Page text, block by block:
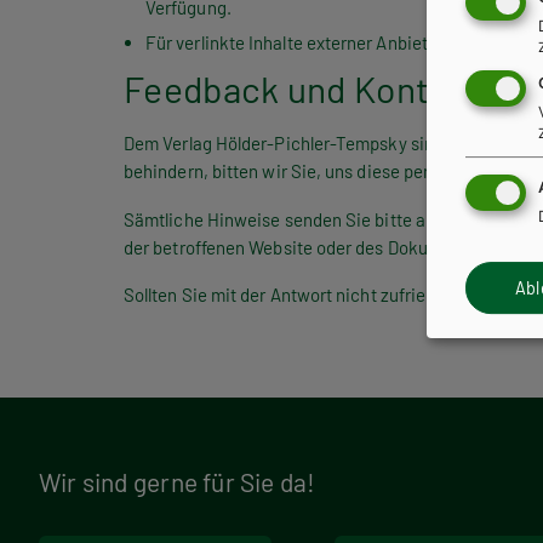
Verfügung.
Für verlinkte Inhalte externer Anbieter außerhalb
Feedback und
Dem Verlag Hölder-Pichler-Tempsky sind
behindern, bitten wir Sie, uns diese per E-Mail
Sämtliche Hinweise senden Sie bitte an
der betroffenen Website oder des Dokuments an.
Sollten Sie mit der Antwort nicht zufrieden sein,
Wir sind gerne für Sie da!